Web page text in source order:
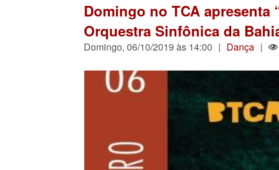
Domingo no TCA apresenta
Orquestra Sinfônica da
Domingo, 06/10/2019 às 14:00 | Dança |